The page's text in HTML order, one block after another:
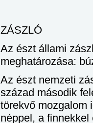
ZÁSZLÓ
Az észt állami
meghatározása:
Az észt nemzeti
század második
törekvő mozgalom
néppel, a